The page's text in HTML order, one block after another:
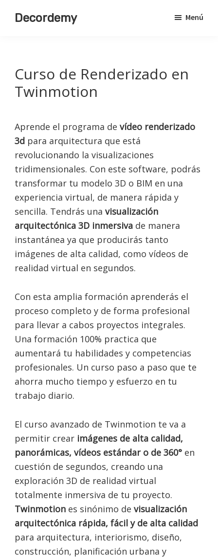
Decordemy Menú
Curso de Renderizado en
Twinmotion
Aprende el programa de vídeo renderizado
3d para arquitectura que está
revolucionando la visualizaciones
tridimensionales. Con este software, podrás
transformar tu modelo 3D o BIM en una
experiencia virtual, de manera rápida y
sencilla. Tendrás una visualización
arquitectónica 3D inmersiva de manera
instantánea ya que producirás tanto
imágenes de alta calidad, como vídeos de
realidad virtual en segundos.
Con esta amplia formación aprenderás el
proceso completo y de forma profesional
para llevar a cabos proyectos integrales.
Una formación 100% practica que
aumentará tu habilidades y competencias
profesionales. Un curso paso a paso que te
ahorra mucho tiempo y esfuerzo en tu
trabajo diario.
El curso avanzado de Twinmotion te va a
permitir crear imágenes de alta calidad,
panorámicas, vídeos estándar o de 360° en
cuestión de segundos, creando una
exploración 3D de realidad virtual
totalmente inmersiva de tu proyecto.
Twinmotion es sinónimo de visualización
arquitectónica rápida, fácil y de alta calidad
para arquitectura, interiorismo, diseño,
construcción, planificación urbana y